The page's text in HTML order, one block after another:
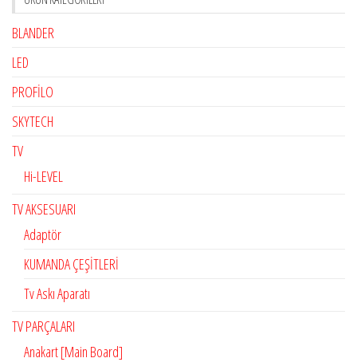
BLANDER
LED
PROFİLO
SKYTECH
TV
Hi-LEVEL
TV AKSESUARI
Adaptör
KUMANDA ÇEŞİTLERİ
Tv Askı Aparatı
TV PARÇALARI
Anakart [Main Board]